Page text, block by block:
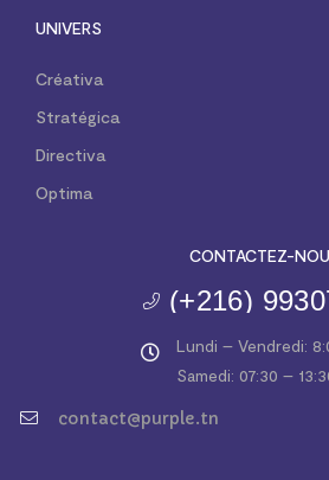
UNIVERS
Créativa
Stratégica
Directiva
Optima
CONTACTEZ-
(+216)
Lundi – Vendredi:
Samedi: 07:30 –
contact@purple.tn